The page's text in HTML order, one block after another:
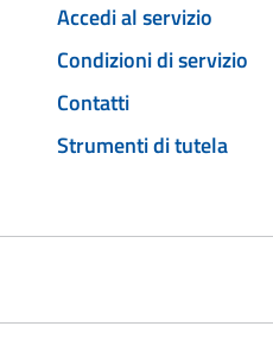
Accedi al servizio
Condizioni di servizio
Contatti
Strumenti di tutela